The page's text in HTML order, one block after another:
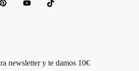
newsletter y te damos 10€